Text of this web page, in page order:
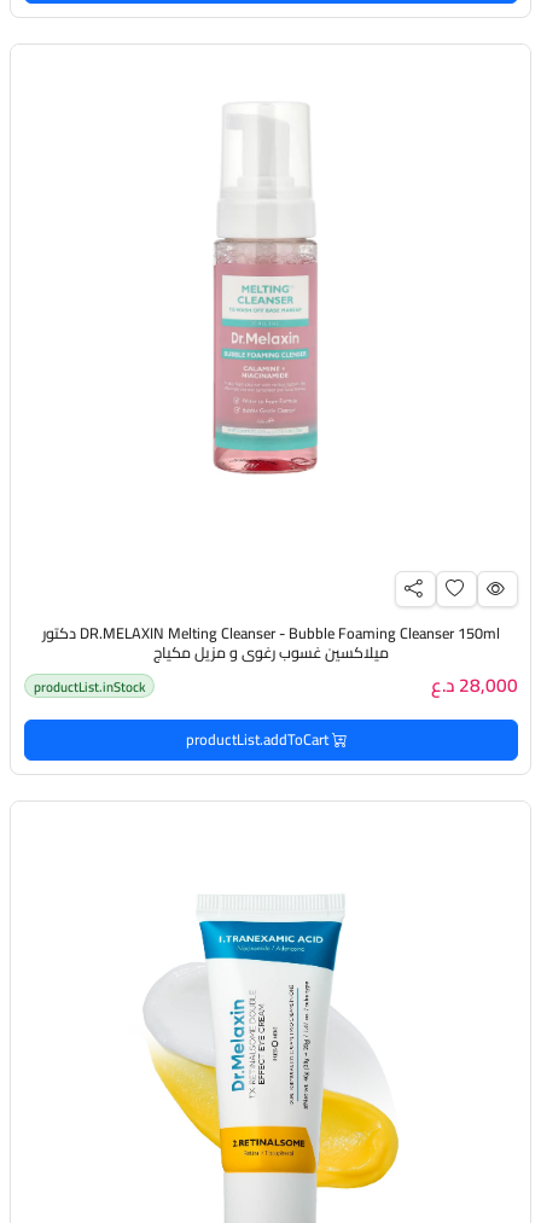
DR.MELAXIN Melting Cleanser - Bubble Foaming Cleanser 150ml دكتور
ميلاكسين غسوب رغوي و مزيل مكياج
28,000 د.ع productList.inStock
productList.addToCart